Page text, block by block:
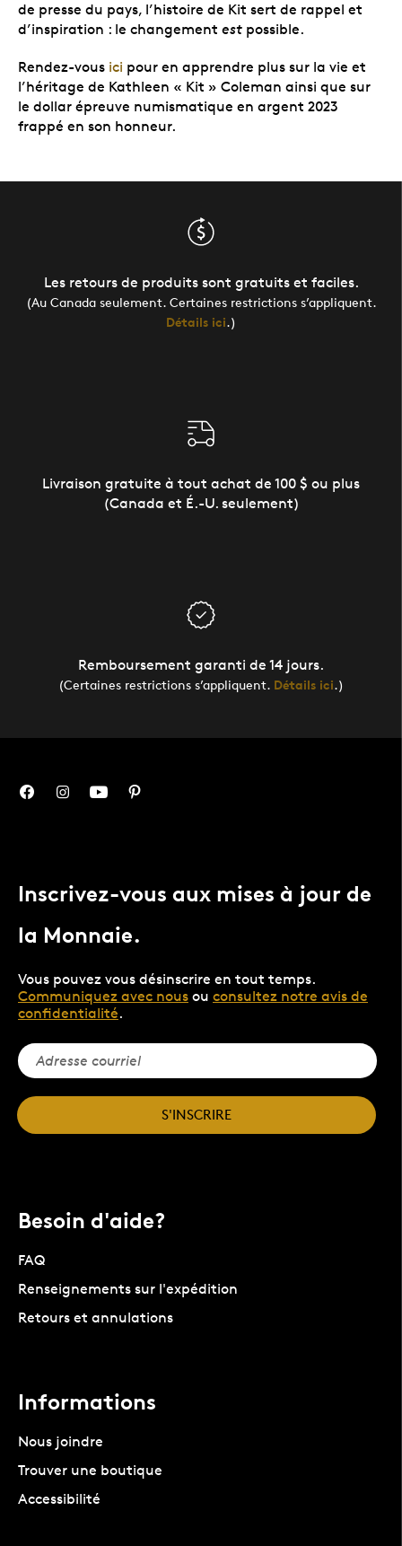
de presse du pays, l’histoire de Kit sert de rappel et
d’inspiration : le changement est possible.
Rendez-vous ici pour en apprendre plus sur la vie et
l’héritage de Kathleen « Kit » Coleman ainsi que sur
le dollar épreuve numismatique en argent 2023
frappé en son honneur.
Les retours de produits sont gratuits et faciles.
(Au Canada seulement. Certaines restrictions s’appliquent.
Détails ici.)
Livraison gratuite à tout achat de 100 $ ou plus
(Canada et É.-U. seulement)
Remboursement garanti de 14 jours.
(Certaines restrictions s’appliquent. Détails ici.)
Inscrivez-vous aux mises à jour de
la Monnaie.
Vous pouvez vous désinscrire en tout temps.
Communiquez avec nous ou consultez notre avis de
confidentialité.
S'INSCRIRE
Besoin d'aide?
FAQ
Renseignements sur l'expédition
Retours et annulations
Informations
Nous joindre
Trouver une boutique
Accessibilité